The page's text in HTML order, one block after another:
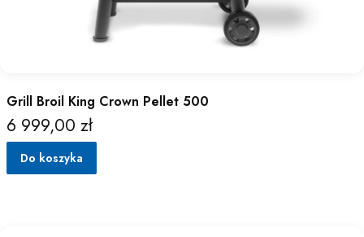
Grill Broil King Crown Pellet 500
Cena
6 999,00 zł
Do koszyka